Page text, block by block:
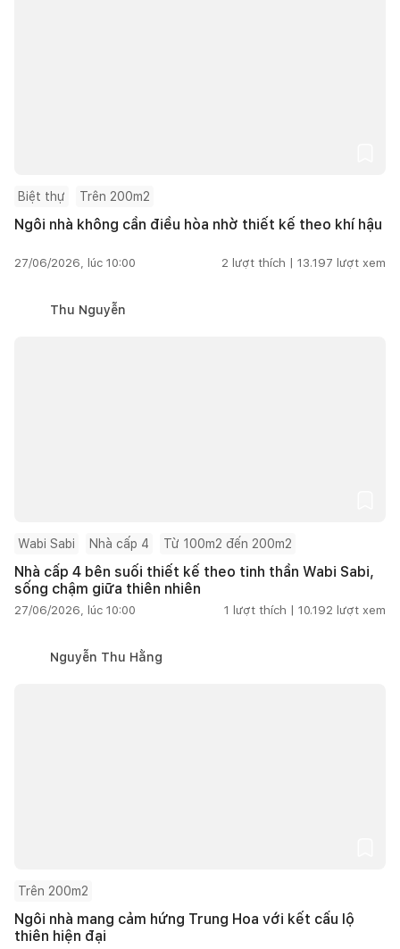
Biệt thự Trên 200m2
Ngôi nhà không cần điều hòa nhờ thiết kế theo khí hậu
27/06/2026, lúc 10:00 2 lượt thích | 13.197 lượt xem
Thu Nguyễn
Wabi Sabi Nhà cấp 4 Từ 100m2 đến 200m2
Nhà cấp 4 bên suối thiết kế theo tinh thần Wabi Sabi,
sống chậm giữa thiên nhiên
27/06/2026, lúc 10:00 1 lượt thích | 10.192 lượt xem
Nguyễn Thu Hằng
Trên 200m2
Ngôi nhà mang cảm hứng Trung Hoa với kết cấu lộ
thiên hiện đại